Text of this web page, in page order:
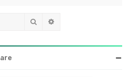
Căutare